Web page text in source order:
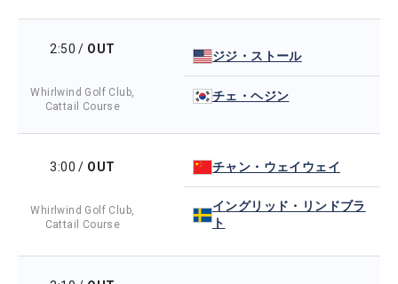
2:50 / OUT
Whirlwind Golf Club,
Cattail Course
ジジ・ストール
チェ・ヘジン
3:00 / OUT
Whirlwind Golf Club,
Cattail Course
チャン・ウェイウェイ
イングリッド・リンドブラ
ト